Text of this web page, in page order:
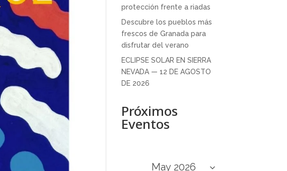
protección frente a riadas
Descubre los pueblos más
frescos de Granada para
disfrutar del verano
ECLIPSE SOLAR EN SIERRA
NEVADA — 12 DE AGOSTO
DE 2026
Próximos
Eventos